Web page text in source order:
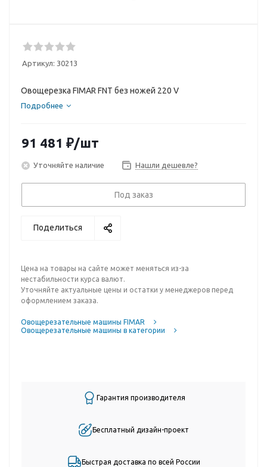
Артикул: 30213
Овощерезка FIMAR FNT без ножей 220 V
Подробнее
91 481 ₽/шт
Уточняйте наличие Нашли дешевле?
Под заказ
Поделиться
Цена на товары на сайте может меняться из-за
нестабильности курса валют.
Уточняйте актуальные цены и остатки у менеджеров перед
оформлением заказа.
Овощерезательные машины FIMAR
Овощерезательные машины в категории
Гарантия производителя
Бесплатный дизайн-проект
Быстрая доставка по всей России